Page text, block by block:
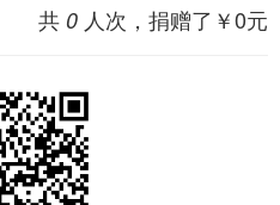
共 0 人次，捐赠了￥0元